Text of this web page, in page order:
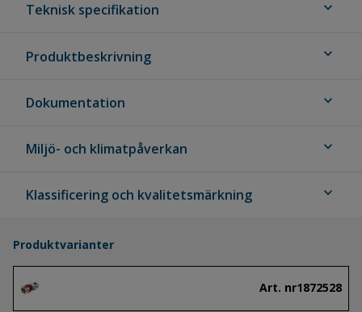
Teknisk specifikation expand_more
Produktbeskrivning expand_more
Dokumentation expand_more
Miljö- och klimatpåverkan expand_more
Klassificering och kvalitetsmärkning expand_more
Produktvarianter
Art. nr1872528